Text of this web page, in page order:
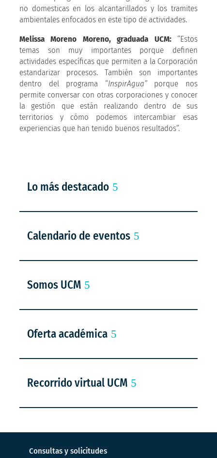
no domesticas en los alcantarillados y los tramites
ambientales enfocados en este tipo de actividades.
Melissa Moreno Moreno, graduada UCM:“Estos
temas son muy importantes porque definen
actividades específicas que permiten a la Corporación
estandarizar procesos. También son importantes
dentro del programa “InspirAgua”porque nos
permite conversar con otras corporaciones y conocer
la gestión que están realizando dentro de sus
territorios y cómo podemos intercambiar esas
experiencias que han tenido buenos resultados”.
Lo más destacado
Calendario de eventos
Somos UCM
Oferta académica
Recorrido virtual UCM
Consultas y solicitudes